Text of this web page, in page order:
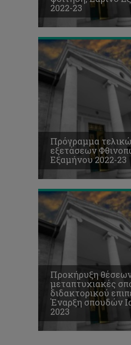
2022-23
2022-
23
Πρόγραμμα
εξετάσεων
Εξαμήνου 2022-23
Προκήρυξη
θέσεων
για
σπουδές
διδακτορικού
-
Έναρξη
σπουδών
Ιανουάριος
2023
Προκήρυξη
μεταπτυχιακές
διδακτορικού
Έναρξη σπουδών
2023